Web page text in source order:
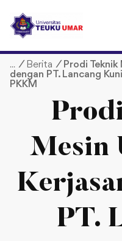
p
/ Berita / Prodi Teknik
dengan PT. Lancang
PKKM
Mesin
PT.